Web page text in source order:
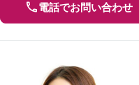
電話でお問い合わせ